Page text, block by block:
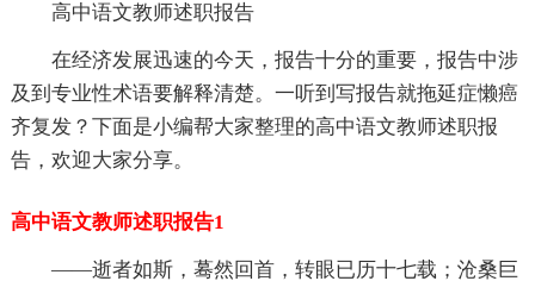
高中语文教师述职报告
在经济发展迅速的今天，报告十分的重要，报告中涉
及到专业性术语要解释清楚。一听到写报告就拖延症懒癌
齐复发？下面是小编帮大家整理的高中语文教师述职报
告，欢迎大家分享。
高中语文教师述职报告1
——逝者如斯，蓦然回首，转眼已历十七载；沧桑巨